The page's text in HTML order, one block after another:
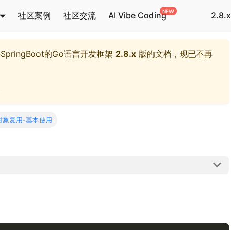
社区案例 社区交流 AI Vibe Coding 2.8.x
的Go语言开发框架 2.8.x 版的文档，现已不再
象复用-基本使用